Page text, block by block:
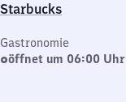
Starbucks
Gastronomie
öffnet um 06:00 Uhr